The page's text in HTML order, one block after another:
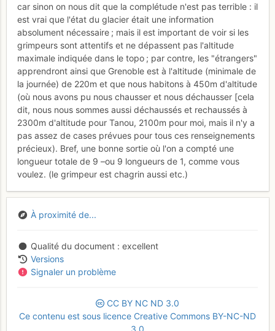
car sinon on nous dit que la complétude n'est pas terrible : il
est vrai que l'état du glacier était une information
absolument nécessaire ; mais il est important de voir si les
grimpeurs sont attentifs et ne dépassent pas l'altitude
maximale indiquée dans le topo ; par contre, les "étrangers"
apprendront ainsi que Grenoble est à l'altitude (minimale de
la journée) de 220m et que nous habitons à 450m d'altitude
(où nous avons pu nous chausser et nous déchausser [cela
dit, nous nous sommes aussi déchaussés et rechaussés à
2300m d'altitude pour Tanou, 2100m pour moi, mais il n'y a
pas assez de cases prévues pour tous ces renseignements
précieux). Bref, une bonne sortie où l'on a compté une
longueur totale de 9 –ou 9 longueurs de 1, comme vous
voulez. (le grimpeur est chagrin aussi etc.)
À proximité de...
Qualité du document
excellent
Versions
Signaler un problème
CC BY NC ND 3.0
Ce contenu est sous licence Creative Commons BY-NC-ND
3.0